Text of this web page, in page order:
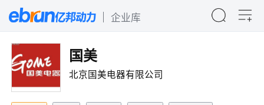
企业库
国美
北京国美电器有限公司